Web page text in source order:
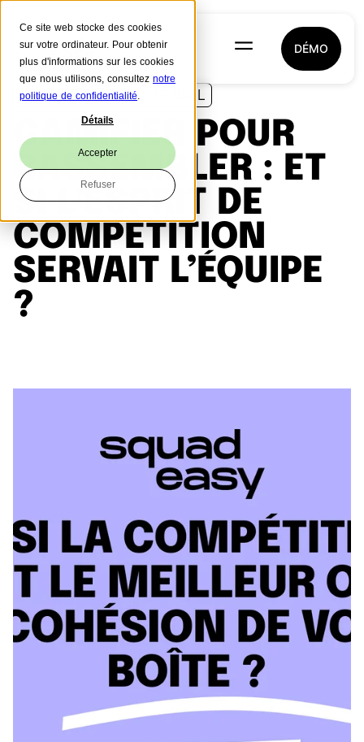
Ce site web stocke des cookies
sur votre ordinateur. Pour obtenir
plus d'informations sur les cookies
que nous utilisons, consultez notre
politique de confidentialité.
Détails
Accepter
Refuser
DÉMO
QUALITÉ DE VIE AU TRAVAIL
GAMIFIER POUR
RASSEMBLER : ET
SI L’ESPRIT DE
COMPÉTITION
SERVAIT L’ÉQUIPE
?